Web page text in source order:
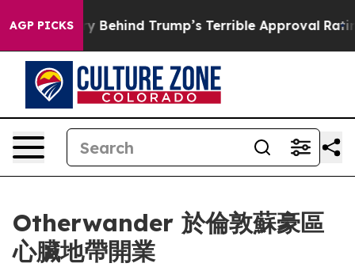
AGP PICKS
Story Behind Trump’s Terrible Approval Rating
Otherwander 於倫敦蘇豪區
心臟地帶開業